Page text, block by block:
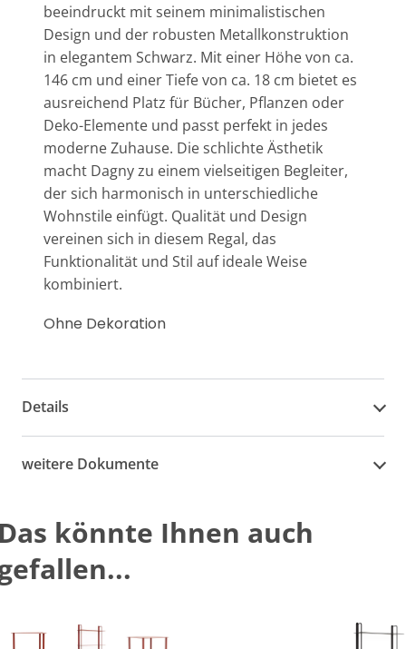
beeindruckt mit seinem minimalistischen
Design und der robusten Metallkonstruktion
in elegantem Schwarz. Mit einer Höhe von ca.
146 cm und einer Tiefe von ca. 18 cm bietet es
ausreichend Platz für Bücher, Pflanzen oder
Deko-Elemente und passt perfekt in jedes
moderne Zuhause. Die schlichte Ästhetik
macht Dagny zu einem vielseitigen Begleiter,
der sich harmonisch in unterschiedliche
Wohnstile einfügt. Qualität und Design
vereinen sich in diesem Regal, das
Funktionalität und Stil auf ideale Weise
kombiniert.
Ohne Dekoration
Details
weitere Dokumente
könnte Ihnen auch